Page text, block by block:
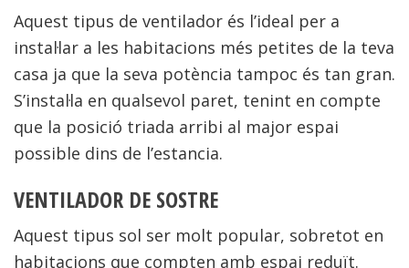
Aquest tipus de ventilador és l’ideal per a
instal·lar a les habitacions més petites de la teva
casa ja que la seva potència tampoc és tan gran.
S’instal·la en qualsevol paret, tenint en compte
que la posició triada arribi al major espai
possible dins de l’estancia.
VENTILADOR DE SOSTRE
Aquest tipus sol ser molt popular, sobretot en
habitacions que compten amb espai reduït.